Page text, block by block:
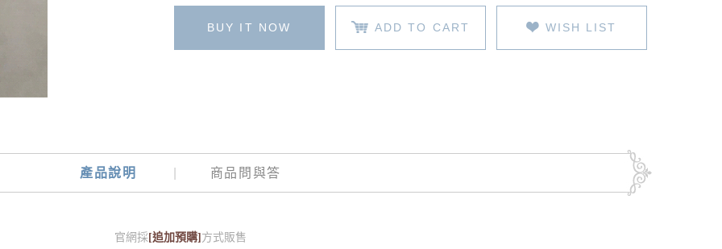
BUY IT NOW ADD TO CART WISH LIST
產品說明 商品問與答
官網採 [追加預購] 方式販售